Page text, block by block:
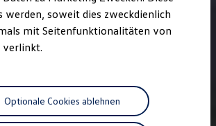
Club
Magazin & Ratgeber
App
Lifestyle & Zubehör
im California
werden, soweit dies zweckdienlich
mit Seitenfunktionalitäten von
Optionale Cookies ablehnen